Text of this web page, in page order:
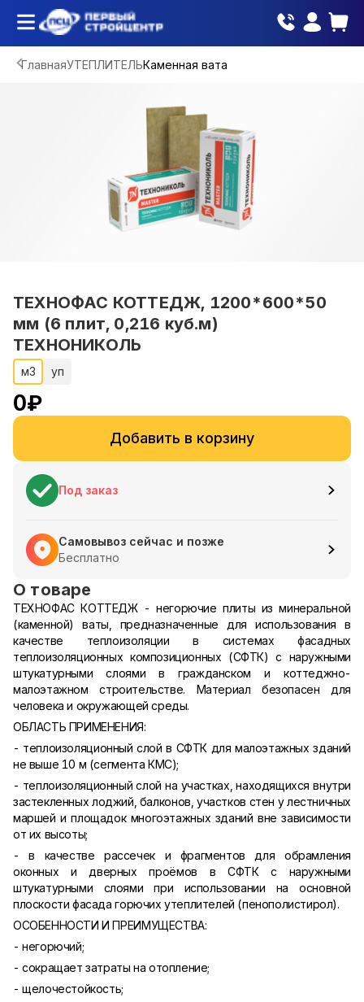
ГлавнаяУТЕПЛИТЕЛЬКаменная вата
ТЕХНОФАС КОТТЕДЖ, 1200*600*50
мм (6 плит, 0,216 куб.м)
ТЕХНОНИКОЛЬ
м3 уп
0₽
Добавить в корзину
Под заказ
Самовывоз сейчас и позже
Бесплатно
О товаре
ТЕХНОФАС КОТТЕДЖ - негорючие плиты из минеральной
(каменной) ваты, предназначенные для использования в
качестве теплоизоляции в системах фасадных
теплоизоляционных композиционных (СФТК) с наружными
штукатурными слоями в гражданском и коттеджно-
малоэтажном строительстве. Материал безопасен для
человека и окружающей среды.
ОБЛАСТЬ ПРИМЕНЕНИЯ:
- теплоизоляционный слой в СФТК для малоэтажных зданий
не выше 10 м (сегмента КМС);
- теплоизоляционный слой на участках, находящихся внутри
застекленных лоджий, балконов, участков стен у лестничных
маршей и площадок многоэтажных зданий вне зависимости
от их высоты;
- в качестве рассечек и фрагментов для обрамления
оконных и дверных проёмов в СФТК с наружными
штукатурными слоями при использовании на основной
плоскости фасада горючих утеплителей (пенополистирол).
ОСОБЕННОСТИ И ПРЕИМУЩЕСТВА:
- негорючий;
- сокращает затраты на отопление;
- щелочестойкость;